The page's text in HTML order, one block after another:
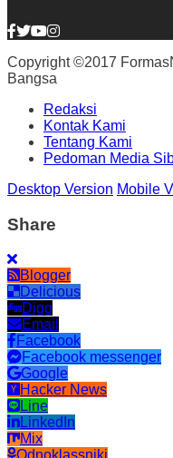
Copyright ©2017
Bangsa
Redaksi
Kontak Kami
Tentang Kami
Pedoman Media
Desktop Version Mobile
Share
Blogger
Delicious
Digg
Email
Facebook
Facebook messenger
Google
Hacker News
Line
LinkedIn
Mix